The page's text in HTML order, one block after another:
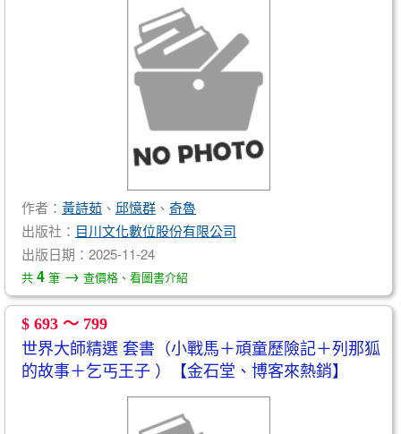
作者： 黃詩茹 、 邱憶群 、 奇魯
出版社： 目川文化數位股份有限公司
出版日期：2025-11-24
共 4 筆 → 查價格、看圖書介紹
$ 693 ～ 799
世界大師精選 套書（小戰馬＋頑童歷險記＋列那狐
的故事＋乞丐王子 ）【金石堂、博客來熱銷】